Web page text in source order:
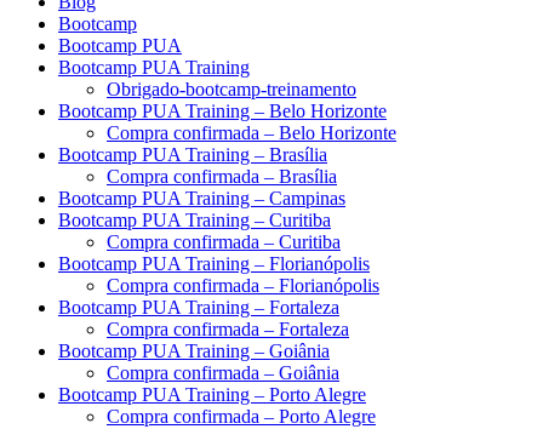
Bootcamp
Bootcamp PUA
Bootcamp PUA Training
Obrigado-bootcamp-treinamento
Bootcamp PUA Training – Belo Horizonte
Compra confirmada – Belo Horizonte
Bootcamp PUA Training – Brasília
Compra confirmada – Brasília
Bootcamp PUA Training – Campinas
Bootcamp PUA Training – Curitiba
Compra confirmada – Curitiba
Bootcamp PUA Training – Florianópolis
Compra confirmada – Florianópolis
Bootcamp PUA Training – Fortaleza
Compra confirmada – Fortaleza
Bootcamp PUA Training – Goiânia
Compra confirmada – Goiânia
Bootcamp PUA Training – Porto Alegre
Compra confirmada – Porto Alegre